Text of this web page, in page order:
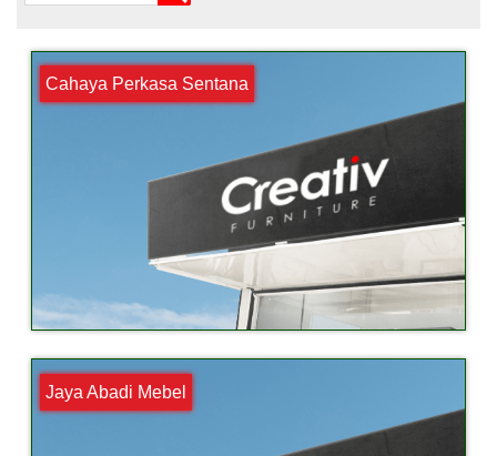
Cahaya Perkasa Sentana
Jaya Abadi Mebel